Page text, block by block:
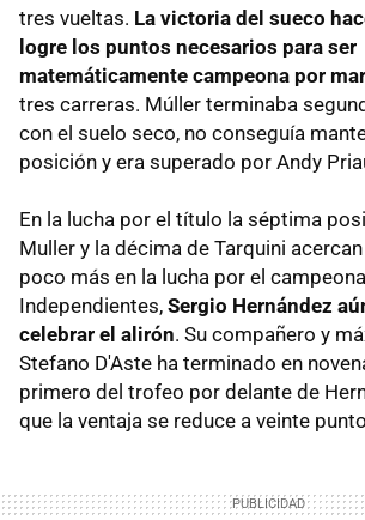
tres vueltas. La victoria del sueco
logre los puntos necesarios para ser
matemáticamente campeona por
tres carreras. Múller terminaba
con el suelo seco, no conseguía
posición y era superado por Andy
En la lucha por el título la séptima
Muller y la décima de Tarquini
poco más en la lucha por el
Independientes, Sergio Hernández
celebrar el alirón. Su compañero y
Stefano D'Aste ha terminado en
primero del trofeo por delante de
que la ventaja se reduce a veinte